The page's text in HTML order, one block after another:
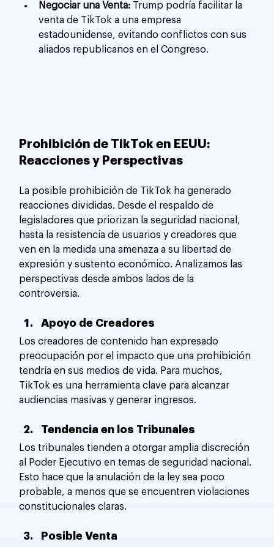
Negociar una Venta: Trump podría facilitar la
venta de TikTok a una empresa
estadounidense, evitando conflictos con sus
aliados republicanos en el Congreso.
Prohibición de TikTok en EEUU:
Reacciones y Perspectivas
La posible prohibición de TikTok ha generado
reacciones divididas. Desde el respaldo de
legisladores que priorizan la seguridad nacional,
hasta la resistencia de usuarios y creadores que
ven en la medida una amenaza a su libertad de
expresión y sustento económico. Analizamos las
perspectivas desde ambos lados de la
controversia.
Apoyo de Creadores
Los creadores de contenido han expresado
preocupación por el impacto que una prohibición
tendría en sus medios de vida. Para muchos,
TikTok es una herramienta clave para alcanzar
audiencias masivas y generar ingresos.
Tendencia en los Tribunales
Los tribunales tienden a otorgar amplia discreción
al Poder Ejecutivo en temas de seguridad nacional.
Esto hace que la anulación de la ley sea poco
probable, a menos que se encuentren violaciones
constitucionales claras.
Posible Venta